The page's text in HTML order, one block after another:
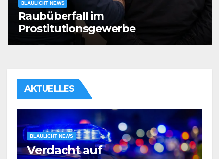
BLAULICHT NEWS
Raubüberfall im
Prostitutionsgewerbe
AKTUELLES
BLAULICHT NEWS
Verdacht auf